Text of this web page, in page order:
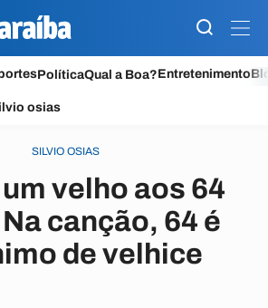
PolíticaQual a Boa?Entretenimento
osias
SILVIO OSIAS
velho aos 64
canção, 64 é
de velhice